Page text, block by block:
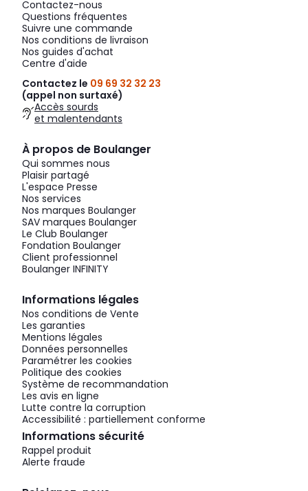
Contactez-nous
Questions fréquentes
Suivre une commande
Nos conditions de livraison
Nos guides d'achat
Centre d'aide
Contactez le 09 69 32 32 23
(appel non surtaxé)
Accès sourds
et malentendants
À propos de Boulanger
Qui sommes nous
Plaisir partagé
L'espace Presse
Nos services
Nos marques Boulanger
SAV marques Boulanger
Le Club Boulanger
Fondation Boulanger
Client professionnel
Boulanger INFINITY
Informations légales
Nos conditions de Vente
Les garanties
Mentions légales
Données personnelles
Paramétrer les cookies
Politique des cookies
Système de recommandation
Les avis en ligne
Lutte contre la corruption
Accessibilité : partiellement conforme
Informations sécurité
Rappel produit
Alerte fraude